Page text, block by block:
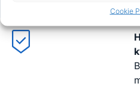
Cookie